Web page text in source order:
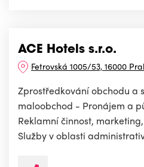
ACE Hotels s.r.o.
Fetrovská 1005/53, 16000
Zprostředkování obchodu a
maloobchod - Pronájem a
Reklamní činnost,
Služby v oblasti